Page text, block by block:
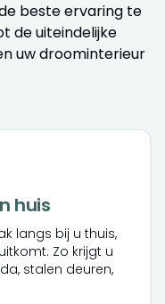
beste ervaring te
de uiteindelijke
uw droominterieur
huis
langs bij u thuis,
Zo krijgt u
stalen deuren,